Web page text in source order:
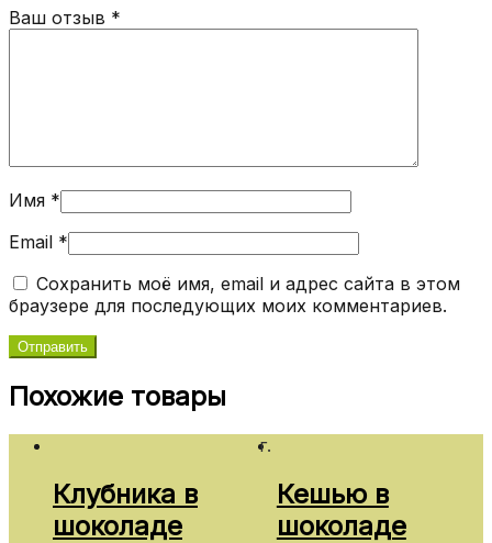
Ваш отзыв *
Имя *
Email *
Сохранить моё имя, email и адрес сайта в этом
браузере для последующих моих комментариев.
Похожие товары
Клубника в
шоколаде
Кешью в
шоколаде
г.